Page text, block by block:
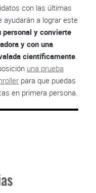
con las últimas
ayudarán a lograr este
personal y convierte
y con una
científicamente
una prueba
para que puedas
en primera persona.